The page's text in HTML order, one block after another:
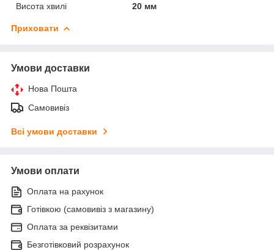
Висота хвилі
20 мм
Приховати
Умови доставки
Нова Пошта
Самовивіз
Всі умови доставки
Умови оплати
Оплата на рахунок
Готівкою (самовивіз з магазину)
Оплата за реквізитами
Безготівковий розрахунок